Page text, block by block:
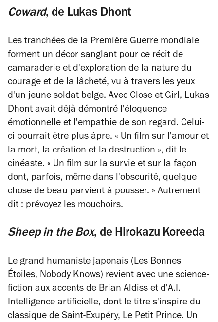
Coward, deLukas Dhont
Les tranchées de la Première Guerre mondiale
forment un décor sanglant pour ce récit de
camaraderie et d'exploration de la nature du
courage et de la lâcheté, vu à travers les yeux
d'un jeune soldat belge. Avec Close et Girl, Lukas
Dhont avait déjà démontré l'éloquence
émotionnelle et l'empathie de son regard. Celui-
ci pourrait être plus âpre. « Un film sur l'amour et
la mort, la création et la destruction », dit le
cinéaste. « Un film sur la survie et sur la façon
dont, parfois, même dans l'obscurité, quelque
chose de beau parvient à pousser. » Autrement
dit : prévoyez les mouchoirs.
Sheep in the Box, deHirokazu Koreeda
Le grand humaniste japonais (Les Bonnes
Étoiles, Nobody Knows) revient avec une science-
fiction aux accents de Brian Aldiss et d'A.I.
Intelligence artificielle, dont le titre s'inspire du
classique de Saint-Exupéry, Le Petit Prince. Un